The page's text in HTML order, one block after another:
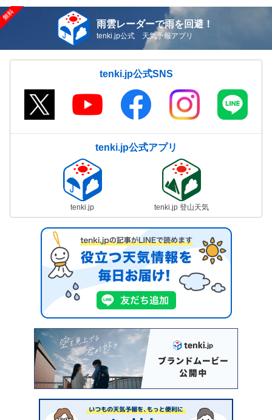
雨雲レーダーで雨を回避！
tenki.jp公式 天気予報アプリ
tenki.jp公式SNS
tenki.jp公式アプリ
tenki.jp tenki.jp 登山天気